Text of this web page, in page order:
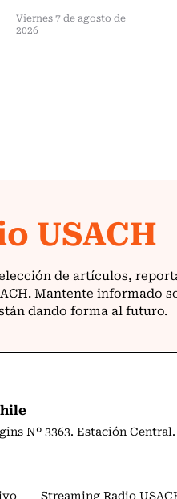
Viernes 7 de agosto de
2026
Nº 3363. Estación
Streaming Radio